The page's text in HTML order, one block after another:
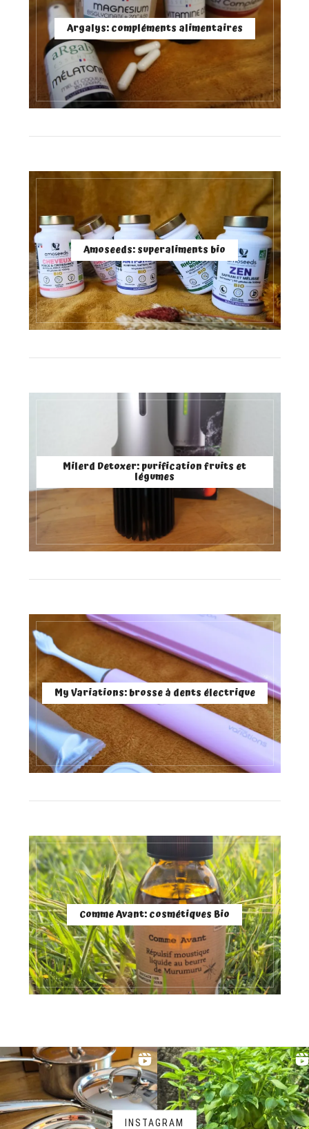
Argalys: compléments alimentaires
Amoseeds: superaliments bio
Milerd Detoxer: purification fruits et
légumes
My Variations: brosse à dents électrique
Comme Avant: cosmétiques Bio
INSTAGRAM